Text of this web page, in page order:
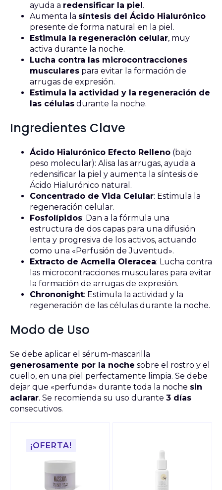
ayuda a redensificar la piel.
Aumenta la síntesis del Ácido Hialurónico
presente de forma natural en la piel.
Estimula la regeneración celular, muy
activa durante la noche.
Lucha contra las microcontracciones
musculares para evitar la formación de
arrugas de expresión.
Estimula la actividad y la regeneración de
las células durante la noche.
Ingredientes Clave
Ácido Hialurónico Efecto Relleno (bajo
peso molecular): Alisa las arrugas, ayuda a
redensificar la piel y aumenta la síntesis de
Ácido Hialurónico natural.
Concentrado de Vida Celular: Estimula la
regeneración celular.
Fosfolípidos: Dan a la fórmula una
estructura de dos capas para una difusión
lenta y progresiva de los activos, actuando
como una «Perfusión de Juventud».
Extracto de Acmella Oleracea: Lucha contra
las microcontracciones musculares para evitar
la formación de arrugas de expresión.
Chrononight: Estimula la actividad y la
regeneración de las células durante la noche.
Modo de Uso
Se debe aplicar el sérum-mascarilla
generosamente por la noche sobre el rostro y el
cuello, en una piel perfectamente limpia. Se debe
dejar que «perfunda» durante toda la noche sin
aclarar. Se recomienda su uso durante 3 días
consecutivos.
¡OFERTA!